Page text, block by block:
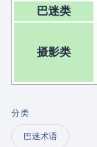
巴迷类
摄影类
分类
巴迷术语